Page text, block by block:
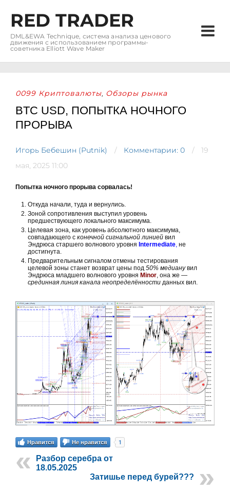
RED TRADER
DML&EWA Technique, система анализа ценового
движения с использованием программы-
советника Elliott Wave Maker
0099 Криптовалюты, Обзоры рынка
BTC USD, ПОПЫТКА НОЧНОГО
ПРОРЫВА
Игорь Бебешин (Putnik) Комментарии: 0
19
мая, 2025 11:00
Попытка ночного прорыва сорвалась!
Откуда начали, туда и вернулись.
Зоной сопротивления выступил уровень
предшествующего локального максимума.
Целевая зона, как уровень абсолютного максимума,
совпадающего с конечной сигнальной линией вил
Эндрюса старшего волнового уровня Intermediate, не
достигнута.
Предварительным сигналом отмены тестирования
целевой зоны станет возврат цены под 50% медианувил
Эндрюса младшего волнового уровня Minor, она же —
срединная линия канала неопределённости данных вил.
Нравится 1
Не нравится
Разбор серебра от
18.05.2025
Затишье перед бурей???